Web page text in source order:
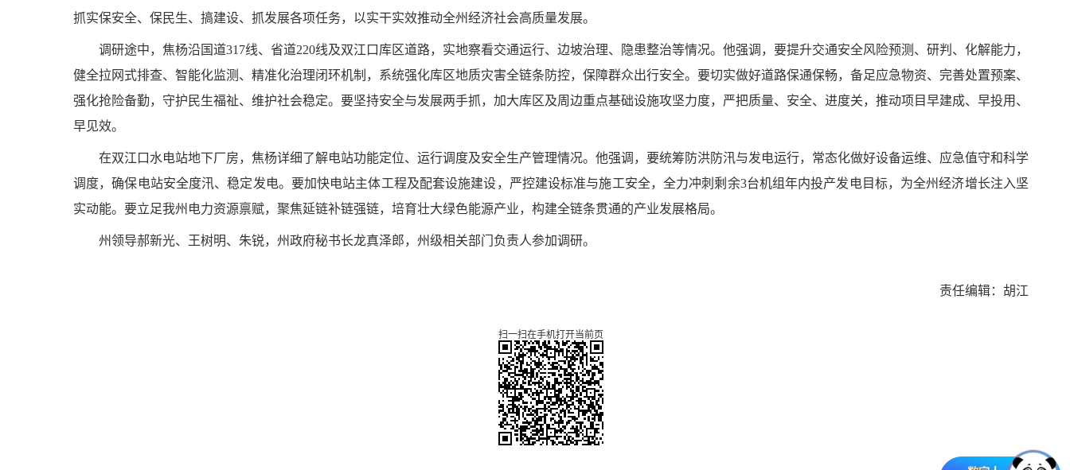
抓实保安全、保民生、搞建设、抓发展各项任务，以实干实效推动全州经济社会高质量发展。
调研途中，焦杨沿国道317线、省道220线及双江口库区道路，实地察看交通运行、边坡治理、隐患整治等情况。他强调，要提升交通安全风险预测、研判、化解能力，
健全拉网式排查、智能化监测、精准化治理闭环机制，系统强化库区地质灾害全链条防控，保障群众出行安全。要切实做好道路保通保畅，备足应急物资、完善处置预案、
强化抢险备勤，守护民生福祉、维护社会稳定。要坚持安全与发展两手抓，加大库区及周边重点基础设施攻坚力度，严把质量、安全、进度关，推动项目早建成、早投用、
早见效。
在双江口水电站地下厂房，焦杨详细了解电站功能定位、运行调度及安全生产管理情况。他强调，要统筹防洪防汛与发电运行，常态化做好设备运维、应急值守和科学
调度，确保电站安全度汛、稳定发电。要加快电站主体工程及配套设施建设，严控建设标准与施工安全，全力冲刺剩余3台机组年内投产发电目标，为全州经济增长注入坚
实动能。要立足我州电力资源禀赋，聚焦延链补链强链，培育壮大绿色能源产业，构建全链条贯通的产业发展格局。
州领导郝新光、王树明、朱锐，州政府秘书长龙真泽郎，州级相关部门负责人参加调研。
责任编辑：胡江
扫一扫在手机打开当前页